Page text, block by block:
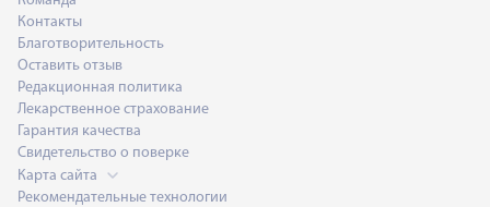
Контакты
Благотворительность
Оставить отзыв
Редакционная политика
Лекарственное страхование
Гарантия качества
Свидетельство о поверке
Карта сайта
Рекомендательные технологии